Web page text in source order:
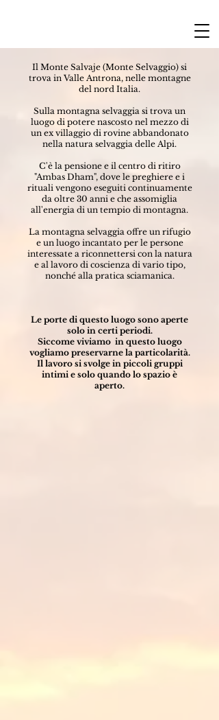
Il Monte Salvaje (Monte Selvaggio) si
trova in Valle Antrona, nelle montagne
del nord Italia.
Sulla montagna selvaggia si trova un
luogo di potere nascosto nel mezzo di
un ex villaggio di rovine abbandonato
nella natura selvaggia delle Alpi.
C'è la pensione e il centro di ritiro
"Ambas Dham", dove le preghiere e i
rituali vengono eseguiti continuamente
da oltre 30 anni e che assomiglia
all'energia di un tempio di montagna.
La montagna selvaggia offre un rifugio
e un luogo incantato per le persone
interessate a riconnettersi con la natura
e al lavoro di coscienza di vario tipo,
nonché alla pratica sciamanica.
Le porte di questo luogo sono aperte
solo in certi periodi.
Siccome viviamo in questo luogo
vogliamo preservarne la particolarità.
Il lavoro si svolge in piccoli gruppi
intimi e solo quando lo spazio è
aperto.